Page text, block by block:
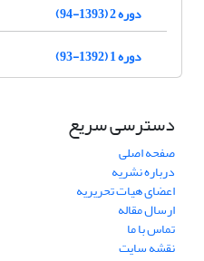
دوره 2 (1393-94)
دوره 1 (1392-93)
دسترسی سریع
صفحه اصلی
درباره نشریه
اعضای هیات تحریریه
ارسال مقاله
تماس با ما
نقشه سایت